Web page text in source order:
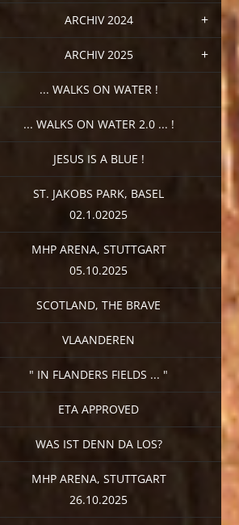
ARCHIV 2024
ARCHIV 2025
... WALKS ON WATER !
... WALKS ON WATER 2.0 ... !
JESUS IS A BLUE !
ST. JAKOBS PARK, BASEL
02.1.02025
MHP ARENA, STUTTGART
05.10.2025
SCOTLAND, THE BRAVE
VLAANDEREN
" IN FLANDERS FIELDS ... "
ETA APPROVED
WAS IST DENN DA LOS?
MHP ARENA, STUTTGART
26.10.2025